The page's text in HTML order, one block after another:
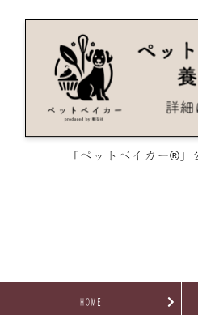
「ペットベイカー®」
HOME